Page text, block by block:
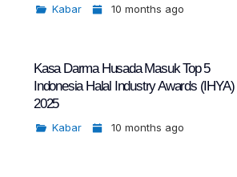
Kabar 10 months ago
Kasa Darma Husada Masuk Top 5
Indonesia Halal Industry Awards (IHYA)
2025
Kabar 10 months ago